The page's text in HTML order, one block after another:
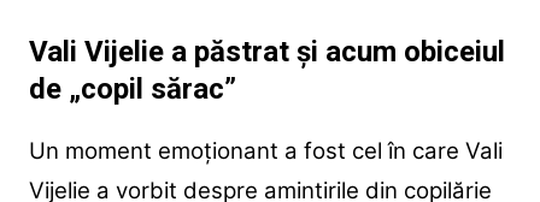
Vali Vijelie a păstrat și acum obiceiul
de „copil sărac”
Un moment emoționant a fost cel în care Vali
Vijelie a vorbit despre amintirile din copilărie